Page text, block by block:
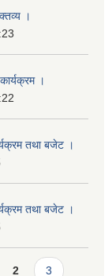
।
।
तथा बजेट ।
तथा बजेट ।
2 3